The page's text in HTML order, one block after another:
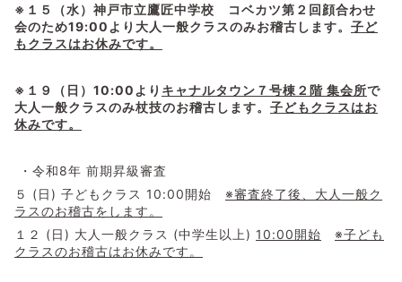
※１５（水）神戸市立鷹匠中学校 コベカツ第２回顔合わせ
会のため19:00より大人一般クラスのみお稽古します。 子ど
もクラスはお休みです。
※１９（日）10:00 より キャナルタウン７号棟２階 集会所で
大人一般クラスのみ杖技のお稽古します。 子どもクラスはお
休みです。
・令和8年 前期昇級審査
５ (日) 子どもクラス 10:00開始 ※審査終了後、大人一般ク
ラスのお稽古をします。
１２ (日) 大人一般クラス (中学生以上) 10:00開始
※子ども
クラスのお稽古はお休みです。